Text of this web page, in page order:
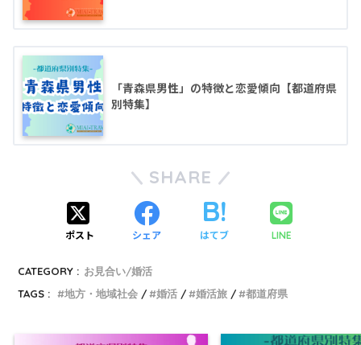
「青森県男性」の特徴と恋愛傾向【都道府県
別特集】
SHARE
ポスト シェア はてブ LINE
CATEGORY : お見合い/婚活
TAGS :
地方・地域社会 婚活 婚活旅 都道府県